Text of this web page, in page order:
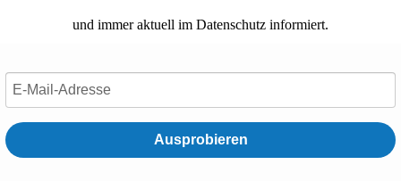
und immer aktuell im Datenschutz informiert.
Ausprobieren